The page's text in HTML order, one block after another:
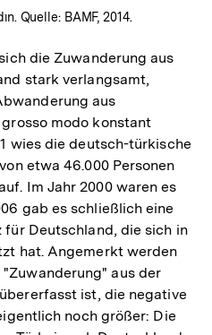
Quelle: BAMF, 2014.
die Zuwanderung aus
stark verlangsamt,
aus
modo konstant
wies die deutsch-türkische
etwa 46.000 Personen
Im Jahr 2000 waren es
gab es schließlich eine
Deutschland, die sich in
hat. Angemerkt werden
aus der
ist, die negative
noch größer: Die